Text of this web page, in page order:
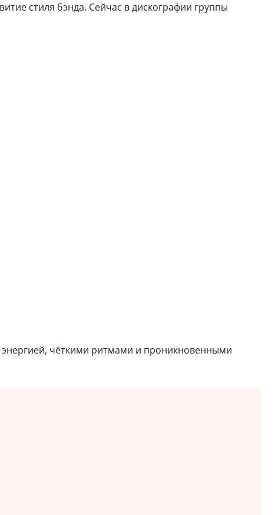
стиля бэнда. Сейчас в дискографии группы
энергией, чёткими ритмами и проникновенными